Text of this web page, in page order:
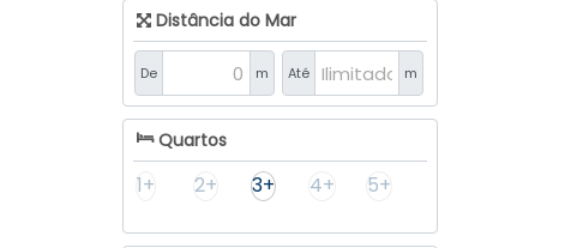
Distância do Mar
De m Até m
Quartos
1+ 2+ 3+ 4+ 5+